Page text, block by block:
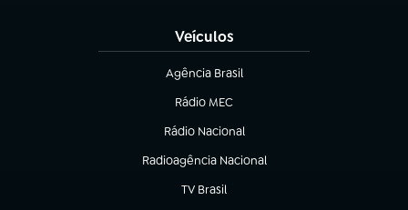
Veículos
Agência Brasil
(abre em nova aba)
Rádio MEC
Rádio Nacional
(abre em nova aba)
Radioagência Nacional
(abre em nova aba)
TV Brasil
(abre em nova aba)